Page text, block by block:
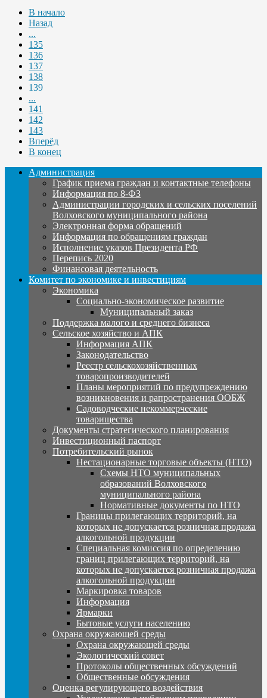
В начало
Назад
...
135
136
137
138
139
...
141
142
143
Вперёд
В конец
Администрация
График приема граждан и контактные телефоны
Информация по 8-ФЗ
Администрации городских и сельских поселений
Волховского муниципального района
Электронная форма обращений
Информация по обращениям граждан
Исполнение указов Президента РФ
Перепись 2020
Финансовая деятельность
Комитет по экономике и инвестициям
Экономика
Социально-экономическое развитие
Муниципальный заказ
Поддержка малого и среднего бизнеса
Сельское хозяйство и АПК
Информация АПК
Законодательство
Реестр сельскохозяйственных
товаропроизводителей
Планы мероприятий по предупреждению
возникновения и рапространения ООБЖ
Садоводческие некоммерческие
товарищества
Документы стратегического планирования
Инвестиционный паспорт
Потребительский рынок
Нестационарные торговые объекты (НТО)
Схемы НТО муниципальных
образований Волховского
муниципального района
Нормативные документы по НТО
Границы прилегающих территорий, на
которых не допускается розничная продажа
алкогольной продукции
Специальная комиссия по определению
границ прилегающих территорий, на
которых не допускается розничная продажа
алкогольной продукции
Маркировка товаров
Информация
Ярмарки
Бытовые услуги населению
Охрана окружающей среды
Охрана окружающей среды
Экологический совет
Протоколы общественных обсуждений
Общественные обсуждения
Оценка регулирующего воздействия